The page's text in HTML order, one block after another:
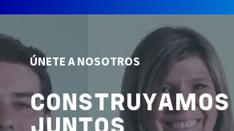
ÚNETE A NOSOTROS
CONSTRUYAMOS